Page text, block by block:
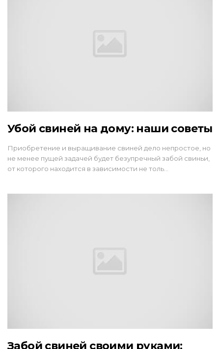
Убой свиней на дому: наши советы
Приобретение и выращивание свиней дело непростое, но
не менее пущей задачей будет безупречный забой свиньи,
от которого находится в зависимости не толь…
Забой свиней своими руками: